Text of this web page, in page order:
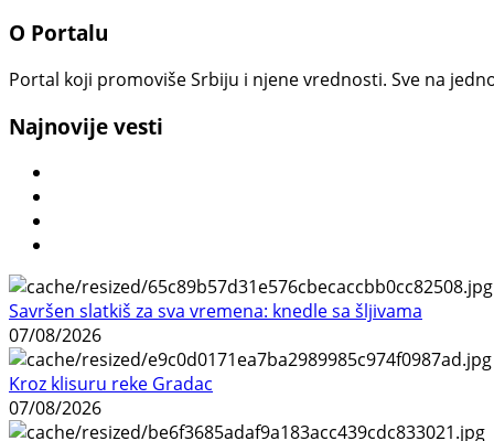
O Portalu
Portal koji promoviše Srbiju i njene vrednosti. Sve na
Najnovije vesti
Savršen slatkiš za sva vremena: knedle sa šljivama
07/08/2026
Kroz klisuru reke Gradac
07/08/2026